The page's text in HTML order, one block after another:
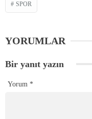
SPOR
YORUMLAR
Bir yanıt yazın
Yorum *